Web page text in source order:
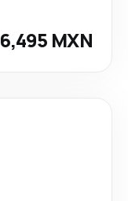
6,495 MXN